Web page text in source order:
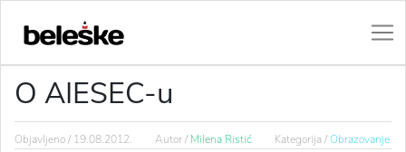
O AIESEC-u
Objavljeno / 19.08.2012. Autor / Milena Ristić Kategorija /Obrazovanje